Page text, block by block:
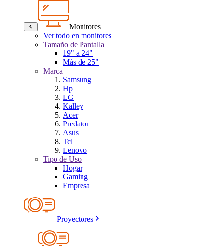
Monitores
Ver todo en monitores
Tamaño de Pantalla
19" a 24"
Más de 25"
Marca
Samsung
Hp
LG
Kalley
Acer
Predator
Asus
Tcl
Lenovo
Tipo de Uso
Hogar
Gaming
Empresa
Proyectores